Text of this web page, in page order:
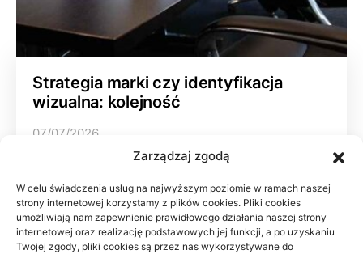
Zarządzaj zgodą
W celu świadczenia usług na najwyższym poziomie w ramach naszej
strony internetowej korzystamy z plików cookies. Pliki cookies
umożliwiają nam zapewnienie prawidłowego działania naszej strony
internetowej oraz realizację podstawowych jej funkcji, a po uzyskaniu
Twojej zgody, pliki cookies są przez nas wykorzystywane do
Strategia marki czy identyfikacja
wizualna: kolejność
07/07/2026
Podróże po Polsce